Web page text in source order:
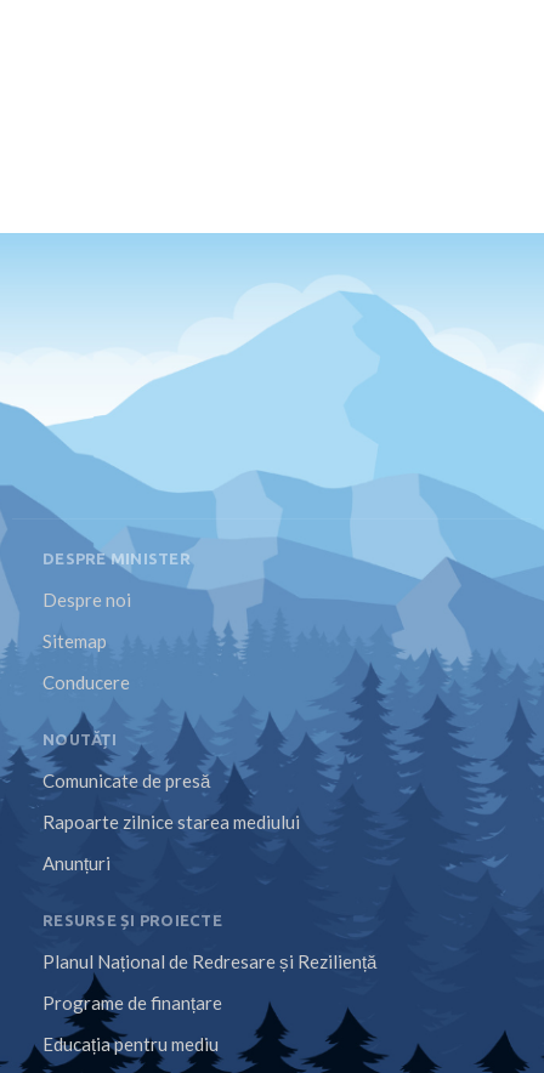
DESPRE MINISTER
Despre noi
Sitemap
Conducere
NOUTĂȚI
Comunicate de presă
Rapoarte zilnice starea mediului
Anunțuri
RESURSE ȘI PROIECTE
Planul Național de Redresare și Reziliență
Programe de finanțare
Educația pentru mediu